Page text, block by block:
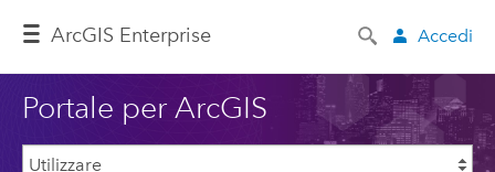
ArcGIS Enterprise Accedi
Portale per ArcGIS